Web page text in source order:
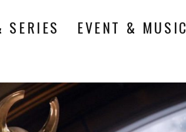
SERIES EVENT & MUSIC